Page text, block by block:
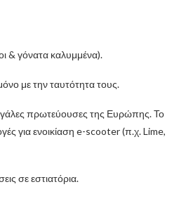
& γόνατα καλυμμένα).
με την ταυτότητα τους.
πρωτεύουσες της Ευρώπης. Το
για ενοικίαση e-scooter (π.χ. Lime,
σε εστιατόρια.